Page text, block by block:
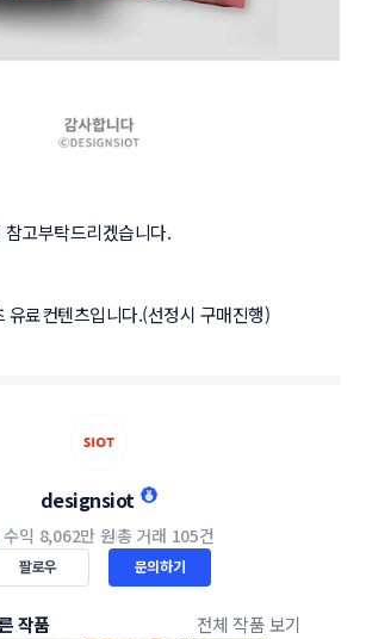
고부탁드리겠습니다.
유료컨텐츠입니다.(선정시 구매진행)
designsiot
익 8,062만 원총 거래 105건
팔로우 문의하기
작품 전체 작품 보기